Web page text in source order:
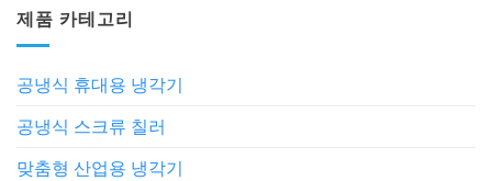
제품 카테고리
공냉식 휴대용 냉각기
공냉식 스크류 칠러
맞춤형 산업용 냉각기